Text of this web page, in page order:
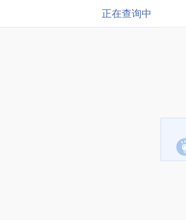
正在查询中